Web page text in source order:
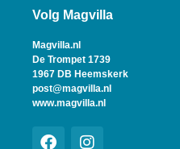
Volg Magvilla
Magvilla.nl
De Trompet 1739
1967 DB Heemskerk
post@magvilla.nl
www.magvilla.nl